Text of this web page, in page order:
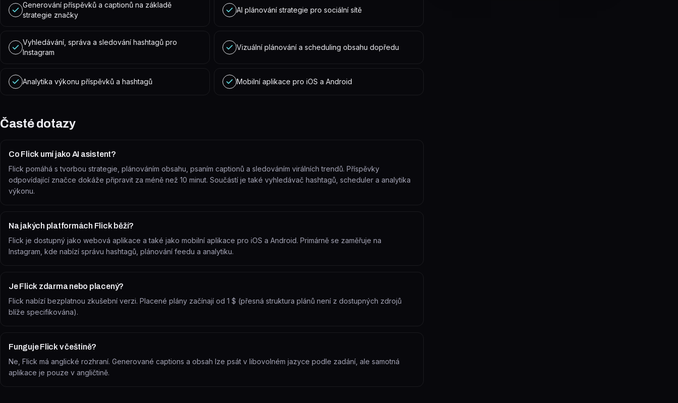
Generování příspěvků a captionů na základě
strategie značky
AI plánování strategie pro sociální sítě
Vyhledávání, správa a sledování hashtagů pro
Instagram
Vizuální plánování a scheduling obsahu dopředu
Analytika výkonu příspěvků a hashtagů Mobilní aplikace pro iOS a Android
Časté dotazy
Co Flick umí jako AI asistent?
Flick pomáhá s tvorbou strategie, plánováním obsahu, psaním captionů a sledováním virálních trendů. Příspěvky
odpovídající značce dokáže připravit za méně než 10 minut. Součástí je také vyhledávač hashtagů, scheduler a analytika
výkonu.
Na jakých platformách Flick běží?
Flick je dostupný jako webová aplikace a také jako mobilní aplikace pro iOS a Android. Primárně se zaměřuje na
Instagram, kde nabízí správu hashtagů, plánování feedu a analytiku.
Je Flick zdarma nebo placený?
Flick nabízí bezplatnou zkušební verzi. Placené plány začínají od 1 $ (přesná struktura plánů není z dostupných zdrojů
blíže specifikována).
Funguje Flick v češtině?
Ne, Flick má anglické rozhraní. Generované captions a obsah lze psát v libovolném jazyce podle zadání, ale samotná
aplikace je pouze v angličtině.